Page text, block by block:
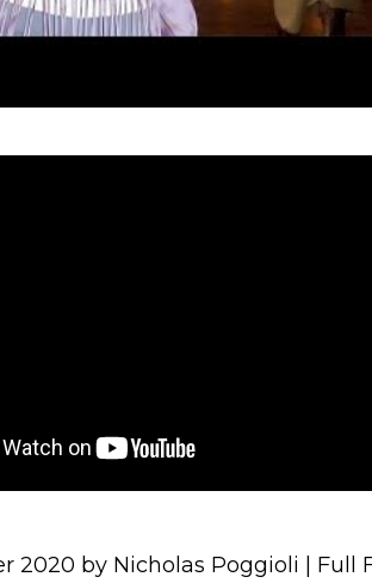
2020 by Nicholas Poggioli | Full